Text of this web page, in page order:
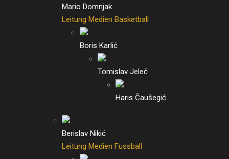
Mario Domnjak
Leitung Medien Basketball
Boris Karlić
Tomislav Jeleč
Haris Čaušegić
Berislav Nikić
Leitung Medien Fussball